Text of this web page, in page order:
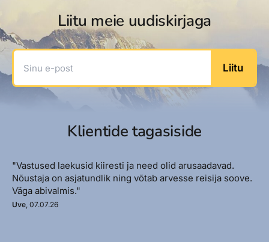
Liitu meie uudiskirjaga
Sinu e-post
Liitu
Klientide tagasiside
"Vastused laekusid kiiresti ja need olid arusaadavad.
Nõustaja on asjatundlik ning võtab arvesse reisija soove.
Väga abivalmis."
Uve, 07.07.26